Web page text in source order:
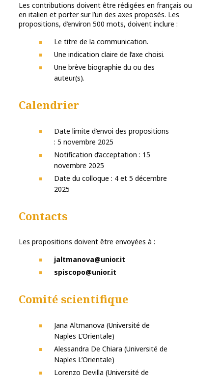
Les contributions doivent être rédigées en français ou
en italien et porter sur l’un des axes proposés. Les
propositions, d’environ 500 mots, doivent inclure :
Le titre de la communication.
Une indication claire de l’axe choisi.
Une brève biographie du ou des
auteur(s).
Calendrier
Date limite d’envoi des propositions
: 5 novembre 2025
Notification d’acceptation : 15
novembre 2025
Date du colloque : 4 et 5 décembre
2025
Contacts
Les propositions doivent être envoyées à :
jaltmanova@unior.it
spiscopo@unior.it
Comité scientifique
Jana Altmanova (Université de
Naples L’Orientale)
Alessandra De Chiara (Université de
Naples L’Orientale)
Lorenzo Devilla (Université de